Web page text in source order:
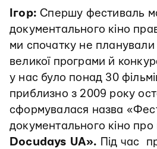
Ігор:Спершу фестиваль
документального кіно
ми спочатку не планували
великої програми й
у нас було понад 30
приблизно з 2009 року
сформувалася назва
документального кіно
Docudays UA».
Під час